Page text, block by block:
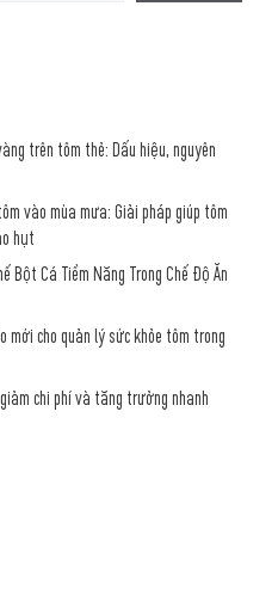
trên tôm thẻ: Dấu hiệu, nguyên
vào mùa mưa: Giải pháp giúp tôm
hụt
Bột Cá Tiềm Năng Trong Chế Độ Ăn
mới cho quản lý sức khỏe tôm trong
chi phí và tăng trưởng nhanh